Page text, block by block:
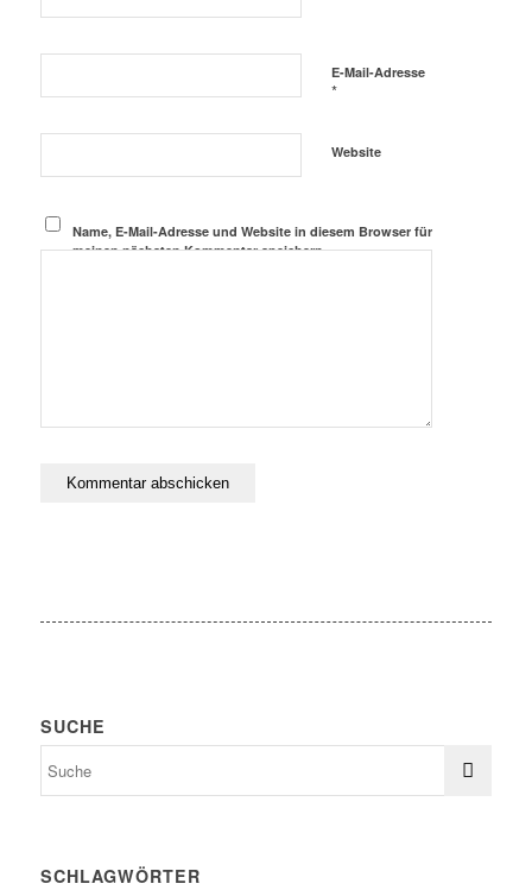
E-Mail-Adresse
*
Website
Name, E-Mail-Adresse und Website in diesem Browser für
meinen nächsten Kommentar speichern.
SUCHE
SCHLAGWÖRTER